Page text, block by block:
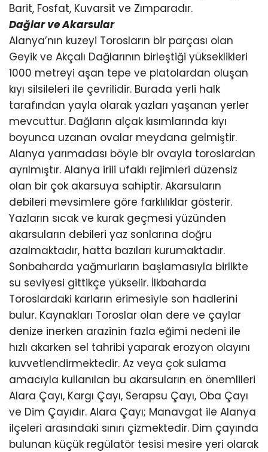
Barit, Fosfat, Kuvarsit ve Zımparadır.
Dağlar ve Akarsular
Alanya’nın kuzeyi Torosların bir parçası olan
Geyik ve Akçalı Dağlarının birleştiği yükseklikleri
1000 metreyi aşan tepe ve platolardan oluşan
kıyı silsileleri ile çevrilidir. Burada yerli halk
tarafından yayla olarak yazları yaşanan yerler
mevcuttur. Dağların alçak kısımlarında kıyı
boyunca uzanan ovalar meydana gelmiştir.
Alanya yarımadası böyle bir ovayla toroslardan
ayrılmıştır. Alanya irili ufaklı rejimleri düzensiz
olan bir çok akarsuya sahiptir. Akarsuların
debileri mevsimlere göre farklılıklar gösterir.
Yazların sıcak ve kurak geçmesi yüzünden
akarsuların debileri yaz sonlarına doğru
azalmaktadır, hatta bazıları kurumaktadır.
Sonbaharda yağmurların başlamasıyla birlikte
su seviyesi gittikçe yükselir. İlkbaharda
Toroslardaki karların erimesiyle son hadlerini
bulur. Kaynakları Toroslar olan dere ve çaylar
denize inerken arazinin fazla eğimi nedeni ile
hızlı akarken sel tahribi yaparak erozyon olayını
kuvvetlendirmektedir. Az veya çok sulama
amacıyla kullanılan bu akarsuların en önemlileri
Alara Çayı, Kargı Çayı, Serapsu Çayı, Oba Çayı
ve Dim Çayıdır. Alara Çayı; Manavgat ile Alanya
ilçeleri arasındaki sınırı çizmektedir. Dim çayında
bulunan küçük regülatör tesisi mesire yeri olarak